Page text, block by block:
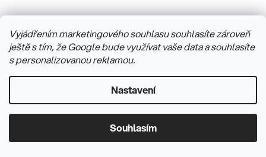
Vyjádřením marketingového souhlasu souhlasíte zároveň
ještě s tím, že Google bude využívat vaše data a souhlasíte
s personalizovanou reklamou.
Nastavení
Souhlasím
Stříbrný přívěsek
korálek hvězdná obloha
Stříbrný přívěsek
hvězdou